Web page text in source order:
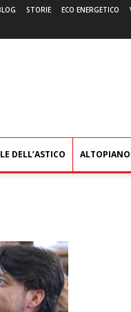
STORIE ECO ENERGETICO
DELL’ASTICO ALTOPIANO